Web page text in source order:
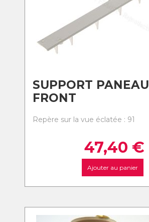
SUPPORT PANEAU
FRONT
Repère sur la vue éclatée : 91
47,40 €
Ajouter au panier